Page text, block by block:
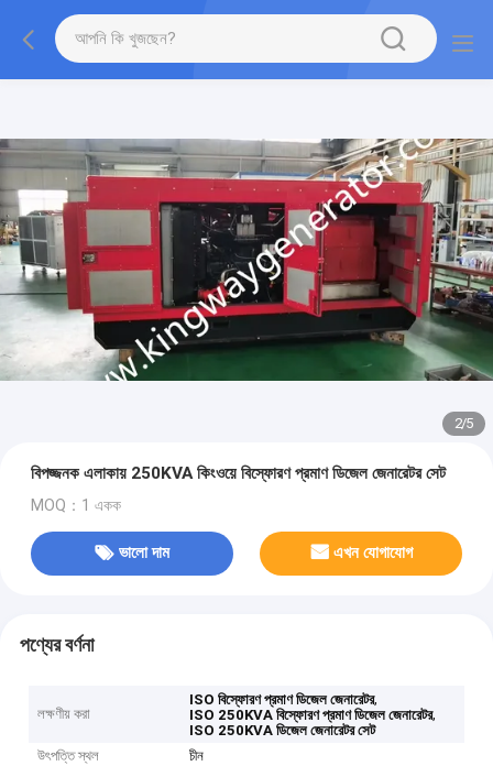
2/5
বিপজ্জনক এলাকায় 250KVA কিংওয়ে বিস্ফোরণ প্রমাণ ডিজেল জেনারেটর সেট
MOQ：1 একক
ভালো দাম এখন যোগাযোগ
পণ্যের বর্ণনা
লক্ষণীয় করা
ISO বিস্ফোরণ প্রমাণ ডিজেল জেনারেটর,
ISO 250KVA বিস্ফোরণ প্রমাণ ডিজেল জেনারেটর,
ISO 250KVA ডিজেল জেনারেটর সেট
উৎপত্তি স্থল
চীন